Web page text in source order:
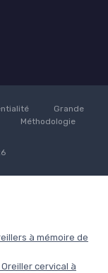
Grande
Méthodologie
à mémoire de
cervical à